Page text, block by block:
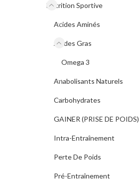
NUTREX
Pro Fuel
V-SHAPE SUPPS
Nutrition Sportive
Acides Aminés
Acides Gras
Omega 3
Anabolisants Naturels
Carbohydrates
GAINER (PRISE DE POIDS)
Intra-Entraînement
Perte De Poids
Pré-Entraînement